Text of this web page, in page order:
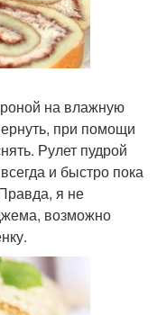
на влажную
при помощи
Рулет пудрой
и быстро пока
я не
возможно